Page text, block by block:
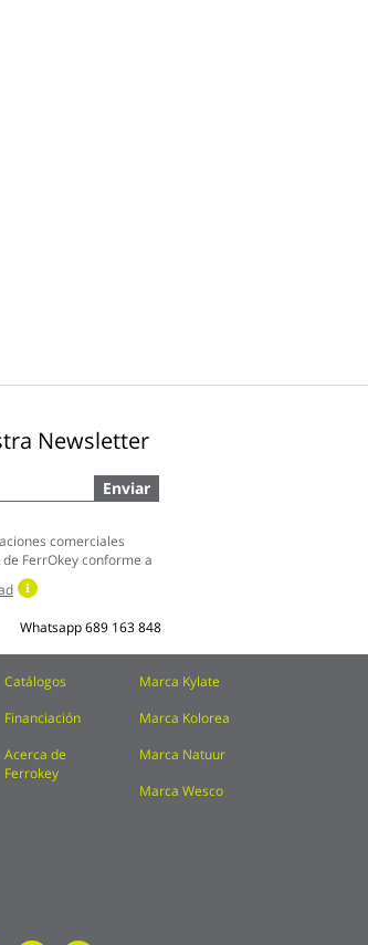
Newsletter
Enviar
comerciales
FerrOkey conforme a
Whatsapp689 163 848
Catálogos
Financiación
Acerca de
Ferrokey
Marca Kylate
Marca Kolorea
Marca Natuur
Marca Wesco